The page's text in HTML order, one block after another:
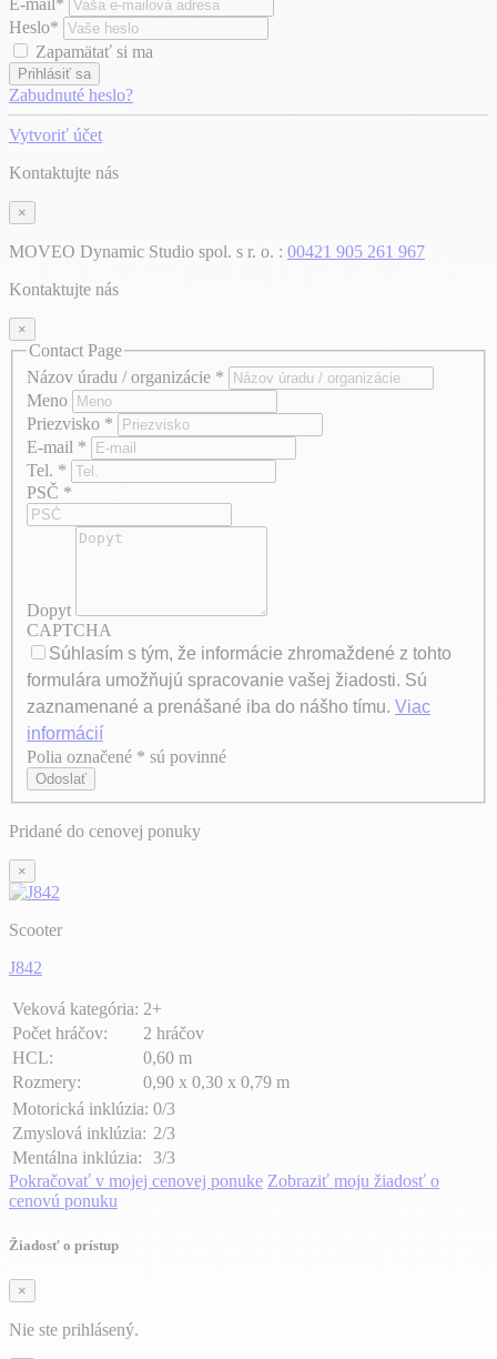
Heslo*
Zapamätať si ma
Prihlásiť sa
Zabudnuté heslo?
Vytvoriť účet
Kontaktujte nás
×
MOVEO Dynamic Studio spol. s r. o. : 00421 905 261 967
Kontaktujte nás
×
Contact Page
Názov úradu / organizácie *
Meno
Priezvisko *
E-mail *
Tel. *
PSČ *
Dopyt
CAPTCHA
Súhlasím s tým, že informácie zhromaždené z tohto
formulára umožňujú spracovanie vašej žiadosti. Sú
zaznamenané a prenášané iba do nášho tímu. Viac
informácií
Axeptio consent
Polia označené * sú povinné
Odoslať
Pridané do cenovej ponuky
×
Scooter
J842
Veková kategória: 2+
Počet hráčov:
2 hráčov
HCL:
0,60 m
Rozmery:
0,90 x 0,30 x 0,79 m
Motorická inklúzia: 0/3
Zmyslová inklúzia: 2/3
Mentálna inklúzia:
3/3
Pokračovať v mojej cenovej ponuke Zobraziť moju žiadosť o
cenovú ponuku
Žiadosť o prístup
×
Nie ste prihlásený.